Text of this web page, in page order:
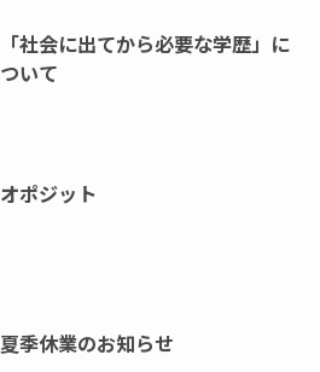
「社会に出てから必要な学歴」に
ついて
オポジット
夏季休業のお知らせ